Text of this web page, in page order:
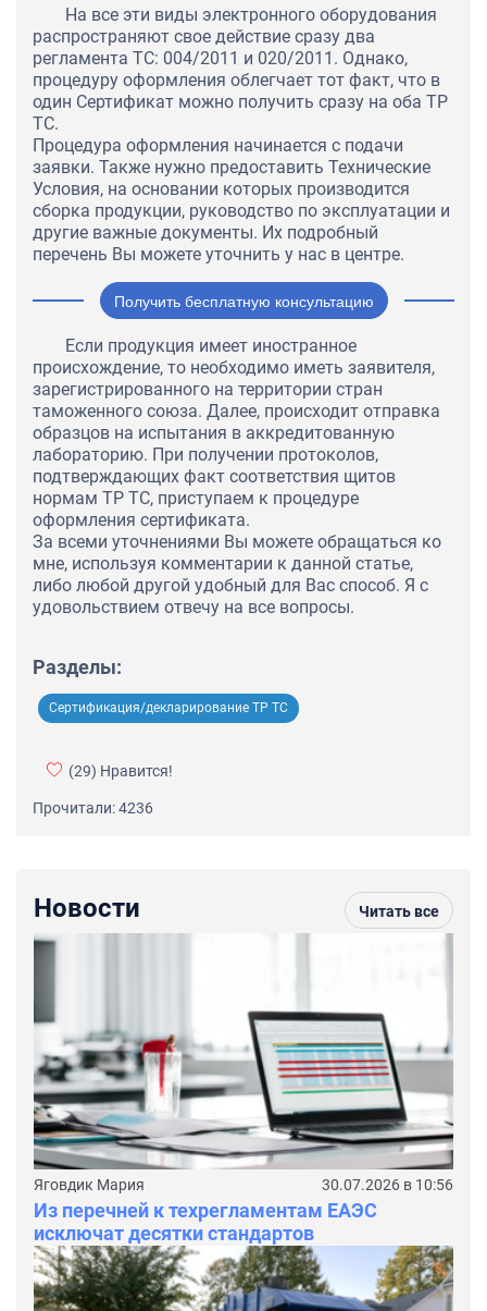
На все эти виды электронного оборудования
распространяют свое действие сразу два
регламента ТС: 004/2011 и 020/2011. Однако,
процедуру оформления облегчает тот факт, что в
один Сертификат можно получить сразу на оба ТР
ТС.
Процедура оформления начинается с подачи
заявки. Также нужно предоставить Технические
Условия, на основании которых производится
сборка продукции, руководство по эксплуатации и
другие важные документы. Их подробный
перечень Вы можете уточнить у нас в центре.
Получить бесплатную консультацию
Если продукция имеет иностранное
происхождение, то необходимо иметь заявителя,
зарегистрированного на территории стран
таможенного союза. Далее, происходит отправка
образцов на испытания в аккредитованную
лабораторию. При получении протоколов,
подтверждающих факт соответствия щитов
нормам ТР ТС, приступаем к процедуре
оформления сертификата.
За всеми уточнениями Вы можете обращаться ко
мне, используя комментарии к данной статье,
либо любой другой удобный для Вас способ. Я с
удовольствием отвечу на все вопросы.
Разделы:
Сертификация/декларирование ТР ТС
(29) Нравится!
Прочитали: 4236
Новости Читать все
Яговдик Мария 30.07.2026 в 10:56
Из перечней к техрегламентам ЕАЭС
исключат десятки стандартов